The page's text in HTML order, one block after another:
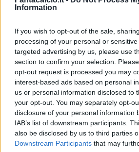
Information
If you wish to opt-out of the sale,
processing of your personal or
targeted advertising by us, please use
section to confirm your selection.
opt-out request is processed you may
interest-based ads based on personal
us or personal information disclosed to
your opt-out. You may separately opt-
disclosure of your personal information
IAB’s list of downstream participants.
also be disclosed by us to third parties
Downstream Participants that may
"Diciamo che è stato un gol
squadra con quel gol. È stata
po' sfortunata, una partita
sicuramente da degli episodi
ma come ha detto Stephan
sicuramente degli obbiettivi
questa stagione da
subito giovedì la
successivo, poi penseremo
domenica. Un posto in